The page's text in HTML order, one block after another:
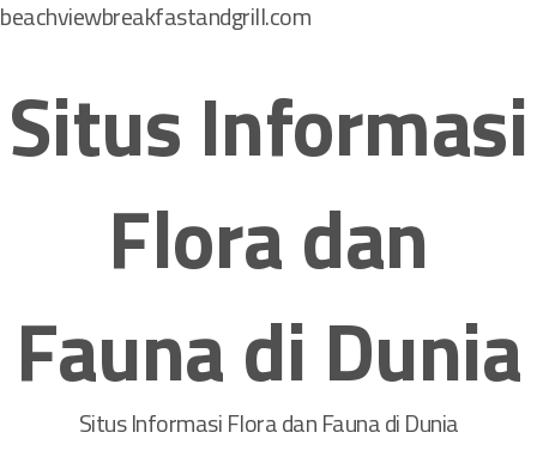
beachviewbreakfastandgrill.com
Situs Informasi
Flora dan
Fauna di Dunia
Situs Informasi Flora dan Fauna di Dunia